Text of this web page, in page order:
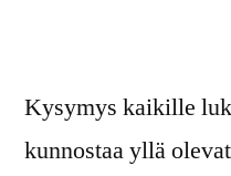
Kysymys kaikille
kunnostaa yllä